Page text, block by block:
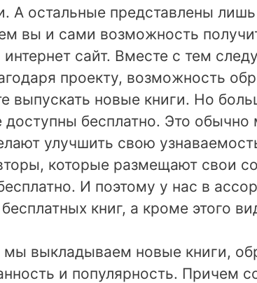
А остальные представлены
вы и сами возможность
сайт. Вместе с тем
проекту, возможность
выпускать новые книги. Но
доступны бесплатно. Это
улучшить свою
которые размещают свои
И поэтому у нас в
книг, а кроме этого
мы выкладываем новые книги,
и популярность. Причем